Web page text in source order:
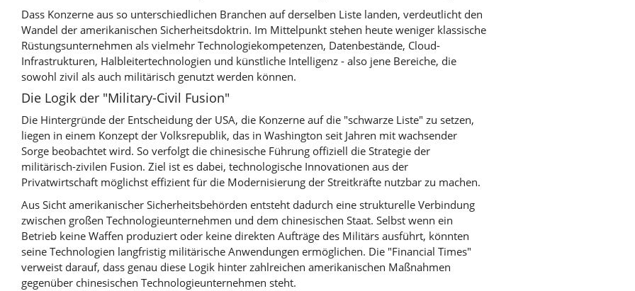
Dass Konzerne aus so unterschiedlichen Branchen auf derselben Liste landen, verdeutlicht den
Wandel der amerikanischen Sicherheitsdoktrin. Im Mittelpunkt stehen heute weniger klassische
Rüstungsunternehmen als vielmehr Technologiekompetenzen, Datenbestände, Cloud-
Infrastrukturen, Halbleitertechnologien und künstliche Intelligenz - also jene Bereiche, die
sowohl zivil als auch militärisch genutzt werden können.
Die Logik der "Military-Civil Fusion"
Die Hintergründe der Entscheidung der USA, die Konzerne auf die "schwarze Liste" zu setzen,
liegen in einem Konzept der Volksrepublik, das in Washington seit Jahren mit wachsender
Sorge beobachtet wird. So verfolgt die chinesische Führung offiziell die Strategie der
militärisch-zivilen Fusion. Ziel ist es dabei, technologische Innovationen aus der
Privatwirtschaft möglichst effizient für die Modernisierung der Streitkräfte nutzbar zu machen.
Aus Sicht amerikanischer Sicherheitsbehörden entsteht dadurch eine strukturelle Verbindung
zwischen großen Technologieunternehmen und dem chinesischen Staat. Selbst wenn ein
Betrieb keine Waffen produziert oder keine direkten Aufträge des Militärs ausführt, könnten
seine Technologien langfristig militärische Anwendungen ermöglichen. Die "Financial Times"
verweist darauf, dass genau diese Logik hinter zahlreichen amerikanischen Maßnahmen
gegenüber chinesischen Technologieunternehmen steht.